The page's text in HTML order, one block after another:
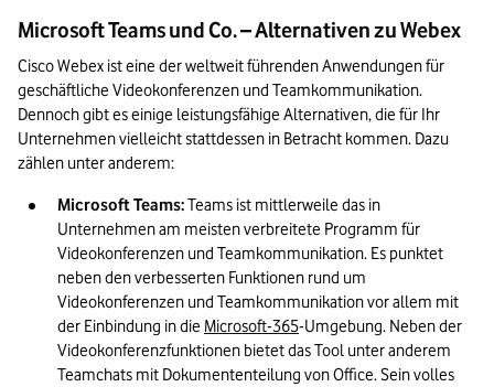
Microsoft Teams und Co. – Alternativen zu Webex
Cisco Webex ist eine der weltweit führenden Anwendungen für
geschäftliche Videokonferenzen und Teamkommunikation.
Dennoch gibt es einige leistungsfähige Alternativen, die für Ihr
Unternehmen vielleicht stattdessen in Betracht kommen. Dazu
zählen unter anderem:
Microsoft Teams: Teams ist mittlerweile das in
Unternehmen am meisten verbreitete Programm für
Videokonferenzen und Teamkommunikation. Es punktet
neben den verbesserten Funktionen rund um
Videokonferenzen und Teamkommunikation vor allem mit
der Einbindung in die Microsoft-365-Umgebung. Neben der
Videokonferenzfunktionen bietet das Tool unter anderem
Teamchats mit Dokumententeilung von Office. Sein volles